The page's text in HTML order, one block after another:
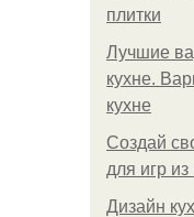
плитки
Лучшие
кухне.
кухне
Создай
для игр
Дизайн